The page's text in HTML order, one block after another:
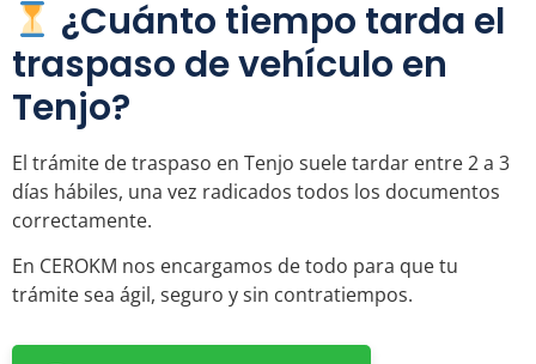
¿Cuánto tiempo tarda el
traspaso de vehículo en
Tenjo?
El trámite de traspaso en Tenjo suele tardar entre 2 a 3
días hábiles, una vez radicados todos los documentos
correctamente.
En CEROKM nos encargamos de todo para que tu
trámite sea ágil, seguro y sin contratiempos.